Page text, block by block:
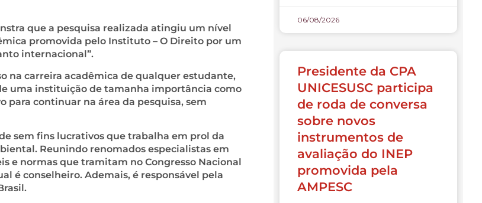
que a pesquisa realizada atingiu um nível
promovida pelo Instituto – O Direito por um
internacional”.
na carreira acadêmica de qualquer estudante,
uma instituição de tamanha importância como
para continuar na área da pesquisa, sem
sem fins lucrativos que trabalha em prol da
Reunindo renomados especialistas em
e normas que tramitam no Congresso Nacional
é conselheiro. Ademais, é responsável pela
06/08/2026
Presidente da CPA
UNICESUSC participa
de roda de conversa
sobre novos
instrumentos de
avaliação do INEP
promovida pela
AMPESC